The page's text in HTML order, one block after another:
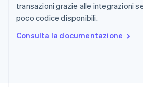
transazioni grazie alle integrazioni
poco codice disponibili.
Consulta la documentazione
Spagna
EspañolEnglish
English Español简体中文